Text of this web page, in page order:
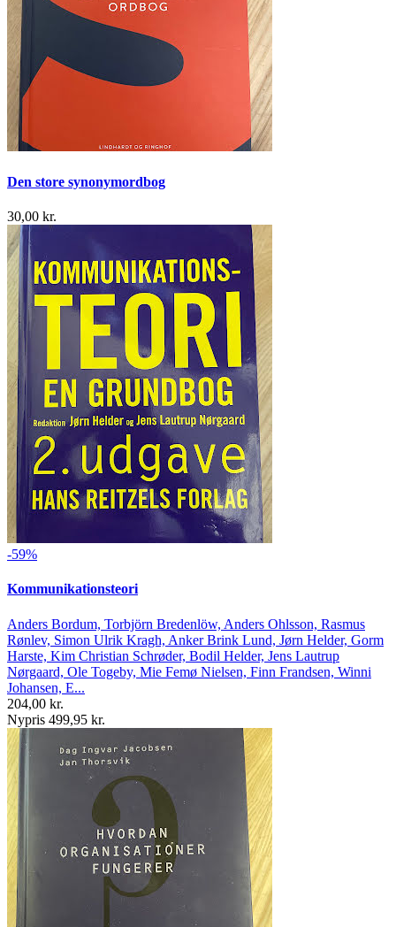
Den store synonymordbog
30,00 kr.
-59%
Kommunikationsteori
Anders Bordum, Torbjörn Bredenlöw, Anders Ohlsson, Rasmus
Rønlev, Simon Ulrik Kragh, Anker Brink Lund, Jørn Helder, Gorm
Harste, Kim Christian Schrøder, Bodil Helder, Jens Lautrup
Nørgaard, Ole Togeby, Mie Femø Nielsen, Finn Frandsen, Winni
Johansen, E...
204,00 kr.
Nypris 499,95 kr.